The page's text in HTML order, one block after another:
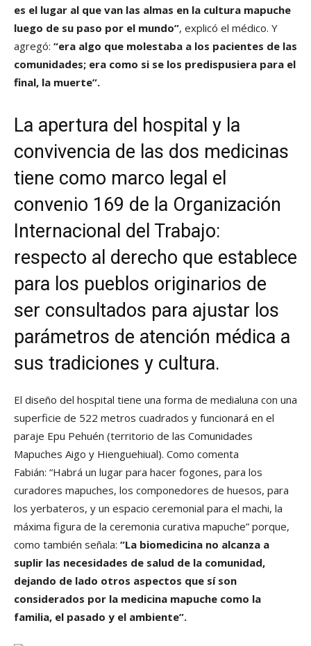
es el lugar al que van las almas en la cultura mapuche
luego de su paso por el mundo”, explicó el médico. Y
agregó: “era algo que molestaba a los pacientes de las
comunidades; era como si se los predispusiera para el
final, la muerte”.
La apertura del hospital y la
convivencia de las dos medicinas
tiene como marco legal el
convenio 169 de la Organización
Internacional del Trabajo:
respecto al derecho que establece
para los pueblos originarios de
ser consultados para ajustar los
parámetros de atención médica a
sus tradiciones y cultura.
El diseño del hospital tiene una forma de medialuna con una
superficie de 522 metros cuadrados y funcionará en el
paraje Epu Pehuén (territorio de las Comunidades
Mapuches Aigo y Hienguehiual). Como comenta
Fabián: “Habrá un lugar para hacer fogones, para los
curadores mapuches, los componedores de huesos, para
los yerbateros, y un espacio ceremonial para el machi, la
máxima figura de la ceremonia curativa mapuche” porque,
como también señala: “La biomedicina no alcanza a
suplir las necesidades de salud de la comunidad,
dejando de lado otros aspectos que sí son
considerados por la medicina mapuche como la
familia, el pasado y el ambiente”.